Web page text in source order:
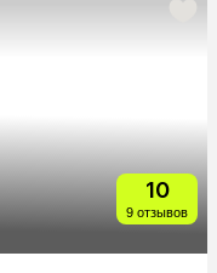
10
9 отзывов